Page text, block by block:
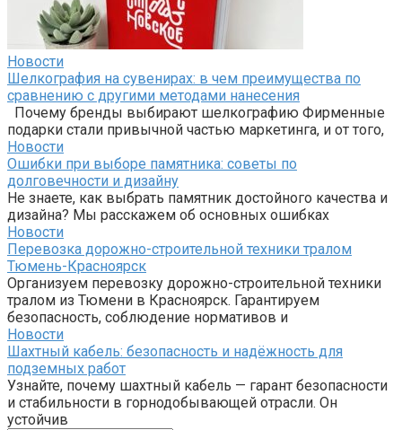
Новости
Шелкография на сувенирах: в чем преимущества по
сравнению с другими методами нанесения
Почему бренды выбирают шелкографию Фирменные
подарки стали привычной частью маркетинга, и от того,
Новости
Ошибки при выборе памятника: советы по
долговечности и дизайну
Не знаете, как выбрать памятник достойного качества и
дизайна? Мы расскажем об основных ошибках
Новости
Перевозка дорожно-строительной техники тралом
Тюмень-Красноярск
Организуем перевозку дорожно-строительной техники
тралом из Тюмени в Красноярск. Гарантируем
безопасность, соблюдение нормативов и
Новости
Шахтный кабель: безопасность и надёжность для
подземных работ
Узнайте, почему шахтный кабель — гарант безопасности
и стабильности в горнодобывающей отрасли. Он
устойчив